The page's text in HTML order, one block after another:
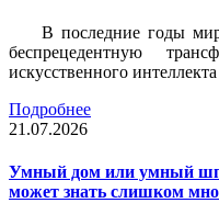
В последние годы
беспрецедентную
искусственного интеллекта
Подробнее
21.07.2026
Умный дом или умный
может знать слишком